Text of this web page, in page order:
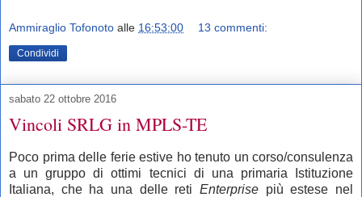
Ammiraglio Tofonoto alle 16:53:00 13 commenti:
Condividi
sabato 22 ottobre 2016
Vincoli SRLG in MPLS-TE
Poco prima delle ferie estive ho tenuto un corso/consulenza
a un gruppo di ottimi tecnici di una primaria Istituzione
Italiana, che ha una delle reti Enterprise più estese nel